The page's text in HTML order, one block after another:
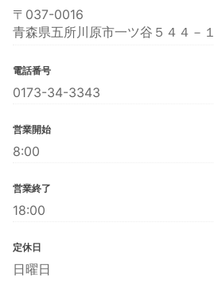
〒037-0016
青森県五所川原市一ツ谷５４４－１
電話番号
0173-34-3343
営業開始
8:00
営業終了
18:00
定休日
日曜日